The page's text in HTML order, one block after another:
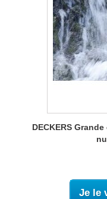
DECKERS
Je le